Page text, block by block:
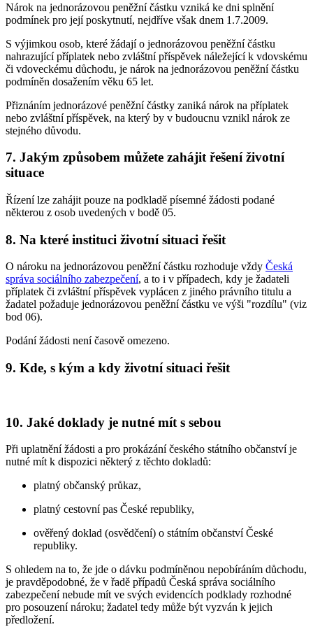
Nárok na jednorázovou peněžní částku vzniká ke dni splnění
podmínek pro její poskytnutí, nejdříve však dnem 1.7.2009.
S výjimkou osob, které žádají o jednorázovou peněžní částku
nahrazující příplatek nebo zvláštní příspěvek náležející k vdovskému
či vdoveckému důchodu, je nárok na jednorázovou peněžní částku
podmíněn dosažením věku 65 let.
Přiznáním jednorázové peněžní částky zaniká nárok na příplatek
nebo zvláštní příspěvek, na který by v budoucnu vznikl nárok ze
stejného důvodu.
7. Jakým způsobem můžete zahájit řešení životní
situace
Řízení lze zahájit pouze na podkladě písemné žádosti podané
některou z osob uvedených v bodě 05.
8. Na které instituci životní situaci řešit
O nároku na jednorázovou peněžní částku rozhoduje vždy Česká
správa sociálního zabezpečení, a to i v případech, kdy je žadateli
příplatek či zvláštní příspěvek vyplácen z jiného právního titulu a
žadatel požaduje jednorázovou peněžní částku ve výši "rozdílu" (viz
bod 06).
Podání žádosti není časově omezeno.
9. Kde, s kým a kdy životní situaci řešit
10. Jaké doklady je nutné mít s sebou
Při uplatnění žádosti a pro prokázání českého státního občanství je
nutné mít k dispozici některý z těchto dokladů:
platný občanský průkaz,
platný cestovní pas České republiky,
ověřený doklad (osvědčení) o státním občanství České
republiky.
S ohledem na to, že jde o dávku podmíněnou nepobíráním důchodu,
je pravděpodobné, že v řadě případů Česká správa sociálního
zabezpečení nebude mít ve svých evidencích podklady rozhodné
pro posouzení nároku; žadatel tedy může být vyzván k jejich
předložení.